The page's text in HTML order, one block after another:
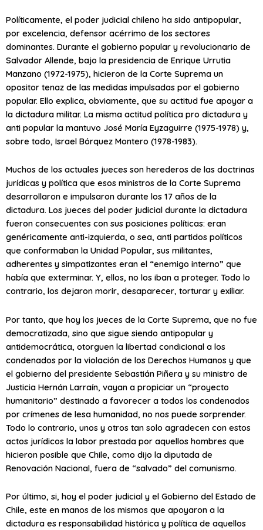
Políticamente, el poder judicial chileno ha sido antipopular,
por excelencia, defensor acérrimo de los sectores
dominantes. Durante el gobierno popular y revolucionario de
Salvador Allende, bajo la presidencia de Enrique Urrutia
Manzano (1972-1975), hicieron de la Corte Suprema un
opositor tenaz de las medidas impulsadas por el gobierno
popular. Ello explica, obviamente, que su actitud fue apoyar a
la dictadura militar. La misma actitud política pro dictadura y
anti popular la mantuvo José María Eyzaguirre (1975-1978) y,
sobre todo, Israel Bórquez Montero (1978-1983).
Muchos de los actuales jueces son herederos de las doctrinas
jurídicas y política que esos ministros de la Corte Suprema
desarrollaron e impulsaron durante los 17 años de la
dictadura. Los jueces del poder judicial durante la dictadura
fueron consecuentes con sus posiciones políticas: eran
genéricamente anti-izquierda, o sea, anti partidos políticos
que conformaban la Unidad Popular, sus militantes,
adherentes y simpatizantes eran el “enemigo interno” que
había que exterminar. Y, ellos, no los iban a proteger. Todo lo
contrario, los dejaron morir, desaparecer, torturar y exiliar.
Por tanto, que hoy los jueces de la Corte Suprema, que no fue
democratizada, sino que sigue siendo antipopular y
antidemocrática, otorguen la libertad condicional a los
condenados por la violación de los Derechos Humanos y que
el gobierno del presidente Sebastián Piñera y su ministro de
Justicia Hernán Larraín, vayan a propiciar un “proyecto
humanitario” destinado a favorecer a todos los condenados
por crímenes de lesa humanidad, no nos puede sorprender.
Todo lo contrario, unos y otros tan solo agradecen con estos
actos jurídicos la labor prestada por aquellos hombres que
hicieron posible que Chile, como dijo la diputada de
Renovación Nacional, fuera de “salvado” del comunismo.
Por último, si, hoy el poder judicial y el Gobierno del Estado de
Chile, este en manos de los mismos que apoyaron a la
dictadura es responsabilidad histórica y política de aquellos